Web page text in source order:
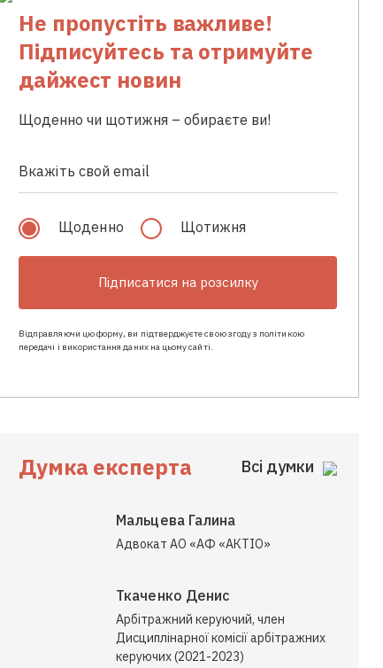
Не пропустіть важливе!
Підписуйтесь та отримуйте
дайжест новин
Щоденно чи щотижня – обираєте ви!
Щоденно Щотижня
Підписатися на розсилку
Відправляючи цю форму, ви підтверджуєте свою згоду з політикою
передачі і використання даних на цьому сайті.
Думка експерта Всі думки
Мальцева Галина
Адвокат АО «АФ «АКТІО»
Ткаченко Денис
Арбітражний керуючий, член
Дисциплінарної комісії арбітражних
керуючих (2021-2023)